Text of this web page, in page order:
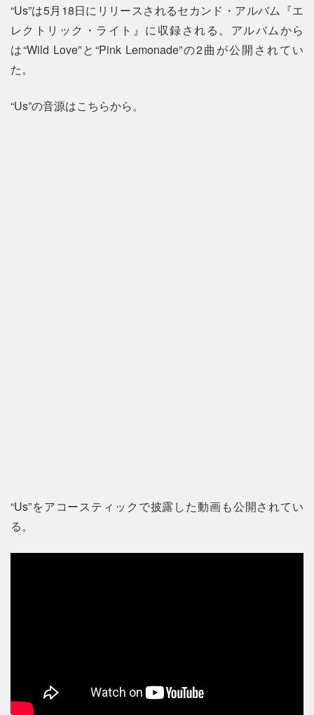
“Us”は5月18日にリリースされるセカンド・アルバム『エ
レクトリック・ライト』に収録される。アルバムから
は“Wild Love”と“Pink Lemonade”の2曲が公開されてい
た。
“Us”の音源はこちらから。
“Us”をアコースティックで披露した動画も公開されてい
る。